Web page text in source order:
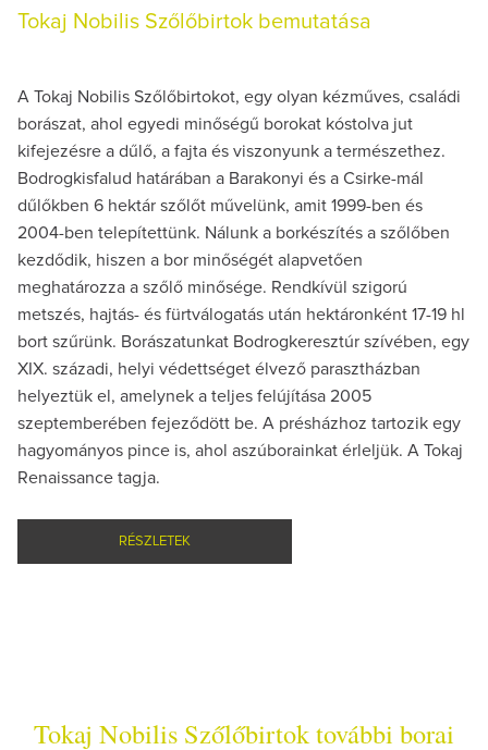
Tokaj Nobilis Szőlőbirtok bemutatása
A Tokaj Nobilis Szőlőbirtokot, egy olyan kézműves, családi
borászat, ahol egyedi minőségű borokat kóstolva jut
kifejezésre a dűlő, a fajta és viszonyunk a természethez.
Bodrogkisfalud határában a Barakonyi és a Csirke-mál
dűlőkben 6 hektár szőlőt művelünk, amit 1999-ben és
2004-ben telepítettünk. Nálunk a borkészítés a szőlőben
kezdődik, hiszen a bor minőségét alapvetően
meghatározza a szőlő minősége. Rendkívül szigorú
metszés, hajtás- és fürtválogatás után hektáronként 17-19 hl
bort szűrünk. Borászatunkat Bodrogkeresztúr szívében, egy
XIX. századi, helyi védettséget élvező parasztházban
helyeztük el, amelynek a teljes felújítása 2005
szeptemberében fejeződött be. A présházhoz tartozik egy
hagyományos pince is, ahol aszúborainkat érleljük. A Tokaj
Renaissance tagja.
RÉSZLETEK
Tokaj Nobilis Szőlőbirtok további borai